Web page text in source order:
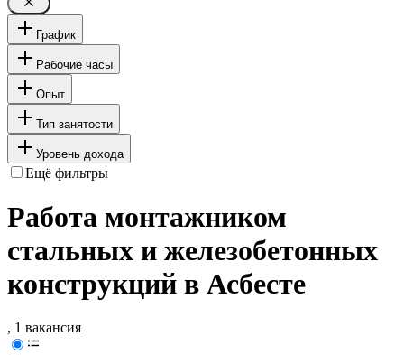
График
Рабочие часы
Опыт
Тип занятости
Уровень дохода
Ещё фильтры
Работа монтажником
стальных и железобетонных
конструкций в Асбесте
, 1 вакансия